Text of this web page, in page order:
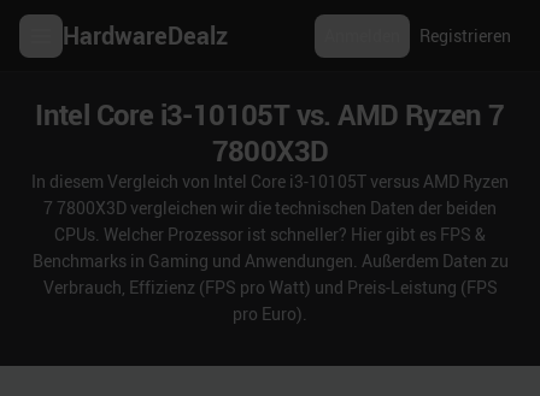
HardwareDealz Registrieren
Intel Core i3-10105T vs. AMD Ryzen 7
7800X3D
In diesem Vergleich von Intel Core i3-10105T versus AMD Ryzen
7 7800X3D vergleichen wir die technischen Daten der beiden
CPUs. Welcher Prozessor ist schneller? Hier gibt es FPS &
Benchmarks in Gaming und Anwendungen. Außerdem Daten zu
Verbrauch, Effizienz (FPS pro Watt) und Preis-Leistung (FPS
pro Euro).